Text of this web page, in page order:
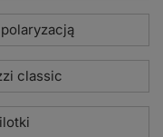
classic